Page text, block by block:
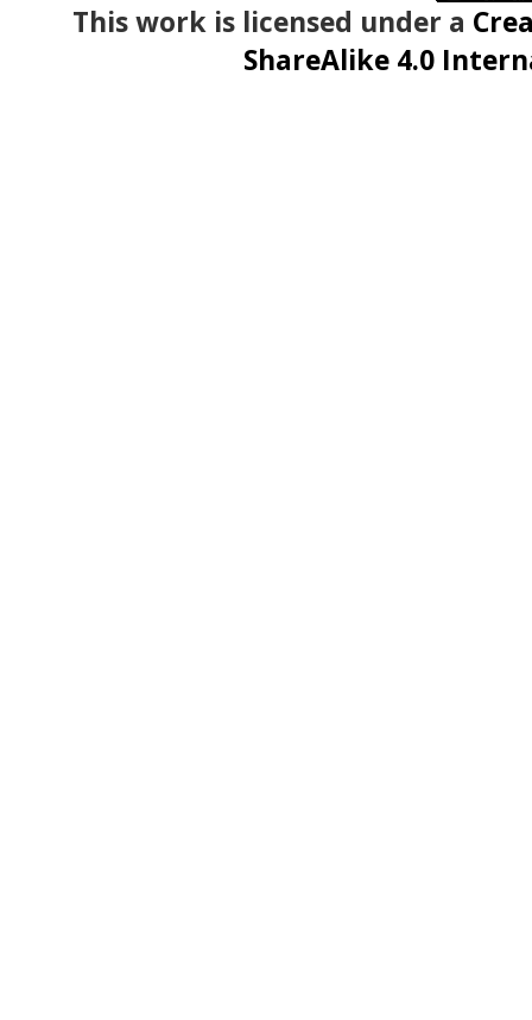
This work is licensed under a
ShareAlike 4.0